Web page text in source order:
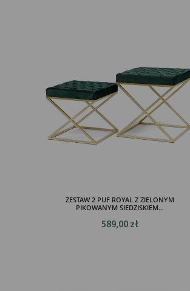
ZESTAW 2 PUF ROYAL Z ZIELONYM
PIKOWANYM SIEDZISKIEM...
589,00 zł